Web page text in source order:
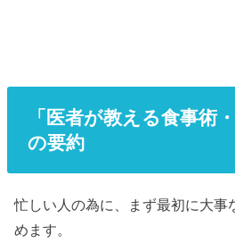
「医者が教える食事術
の要約
忙しい人の為に、まず最初に大事
めます。